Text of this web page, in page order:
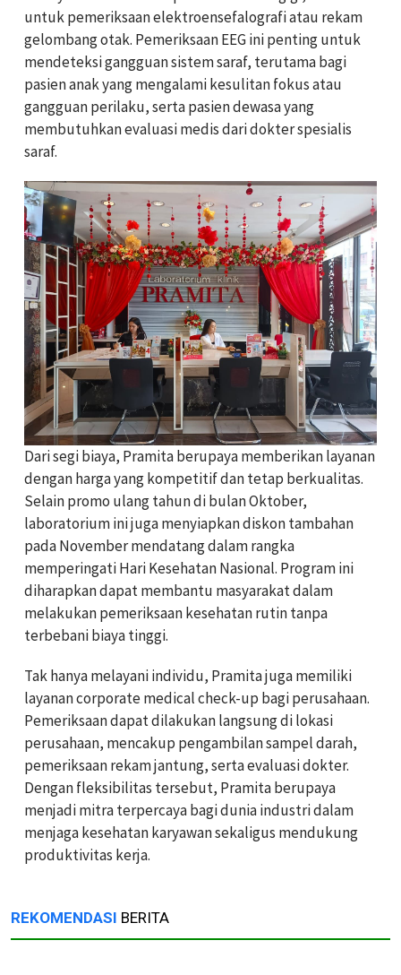
untuk pemeriksaan elektroensefalografi atau rekam
gelombang otak. Pemeriksaan EEG ini penting untuk
mendeteksi gangguan sistem saraf, terutama bagi
pasien anak yang mengalami kesulitan fokus atau
gangguan perilaku, serta pasien dewasa yang
membutuhkan evaluasi medis dari dokter spesialis
saraf.
Dari segi biaya, Pramita berupaya memberikan layanan
dengan harga yang kompetitif dan tetap berkualitas.
Selain promo ulang tahun di bulan Oktober,
laboratorium ini juga menyiapkan diskon tambahan
pada November mendatang dalam rangka
memperingati Hari Kesehatan Nasional. Program ini
diharapkan dapat membantu masyarakat dalam
melakukan pemeriksaan kesehatan rutin tanpa
terbebani biaya tinggi.
Tak hanya melayani individu, Pramita juga memiliki
layanan corporate medical check-up bagi perusahaan.
Pemeriksaan dapat dilakukan langsung di lokasi
perusahaan, mencakup pengambilan sampel darah,
pemeriksaan rekam jantung, serta evaluasi dokter.
Dengan fleksibilitas tersebut, Pramita berupaya
menjadi mitra terpercaya bagi dunia industri dalam
menjaga kesehatan karyawan sekaligus mendukung
produktivitas kerja.
REKOMENDASI BERITA